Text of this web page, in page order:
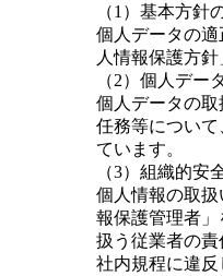
（1）基本方針
個人データの
人情報保護方針
（2）個人デー
個人データの
任務等につい
ています。
（3）組織的安
個人情報の取
報保護管理者
扱う従業者の
社内規程に違